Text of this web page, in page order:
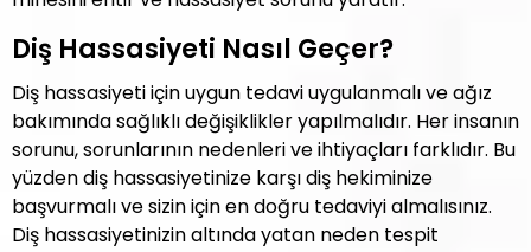
Diş Hassasiyeti Nasıl Geçer?
Diş hassasiyeti için uygun tedavi uygulanmalı ve ağız
bakımında sağlıklı değişiklikler yapılmalıdır. Her insanın
sorunu, sorunlarının nedenleri ve ihtiyaçları farklıdır. Bu
yüzden diş hassasiyetinize karşı diş hekiminize
başvurmalı ve sizin için en doğru tedaviyi almalısınız.
Diş hassasiyetinizin altında yatan neden tespit